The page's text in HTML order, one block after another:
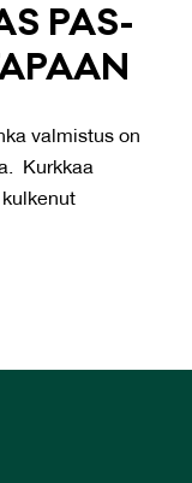
PAS­
valmistus on
Kurkkaa